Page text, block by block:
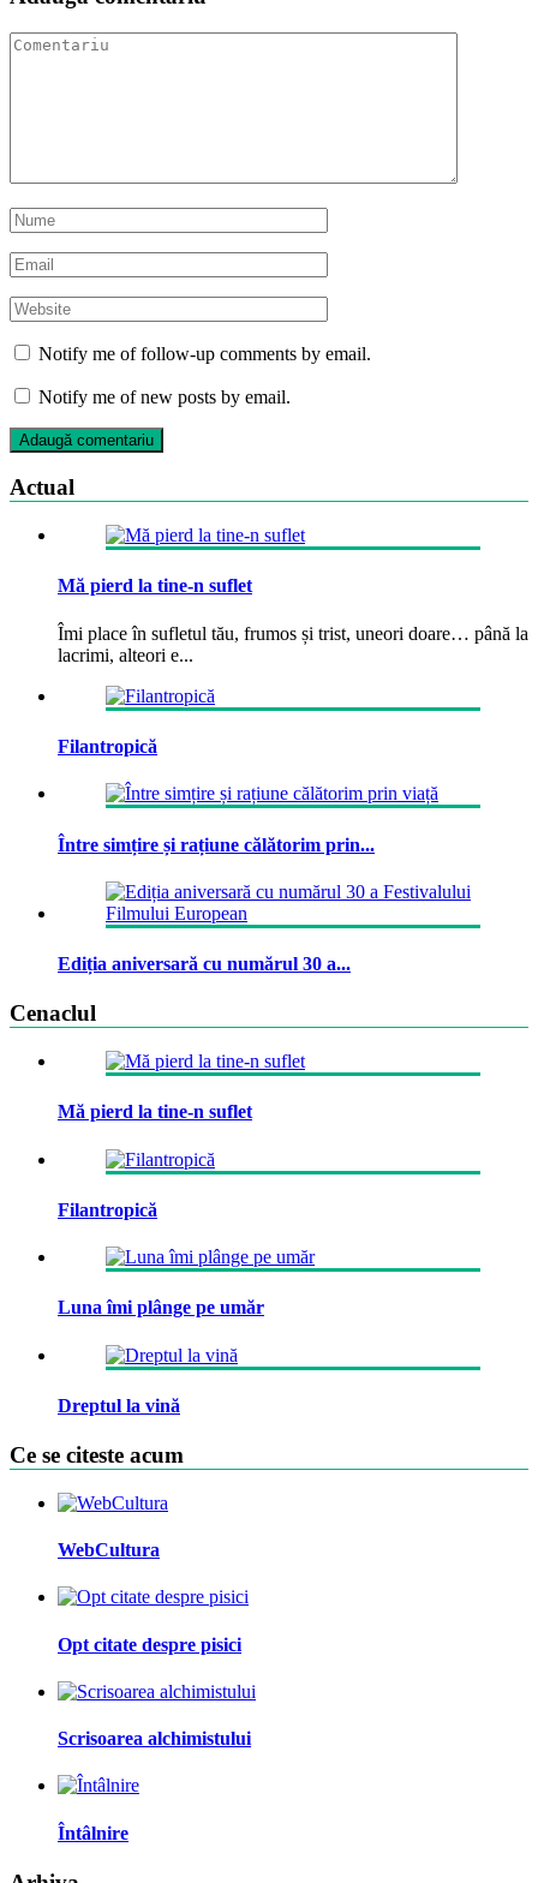
Notify me of follow-up comments by email.
Notify me of new posts by email.
Actual
Mă pierd la tine-n suflet
Îmi place în sufletul tău, frumos și trist, uneori doare… până la
lacrimi, alteori e...
Filantropică
Între simțire și rațiune călătorim prin...
Ediția aniversară cu numărul 30 a...
Cenaclul
Mă pierd la tine-n suflet
Filantropică
Luna îmi plânge pe umăr
Dreptul la vină
Ce se citeste acum
WebCultura
Opt citate despre pisici
Scrisoarea alchimistului
Întâlnire